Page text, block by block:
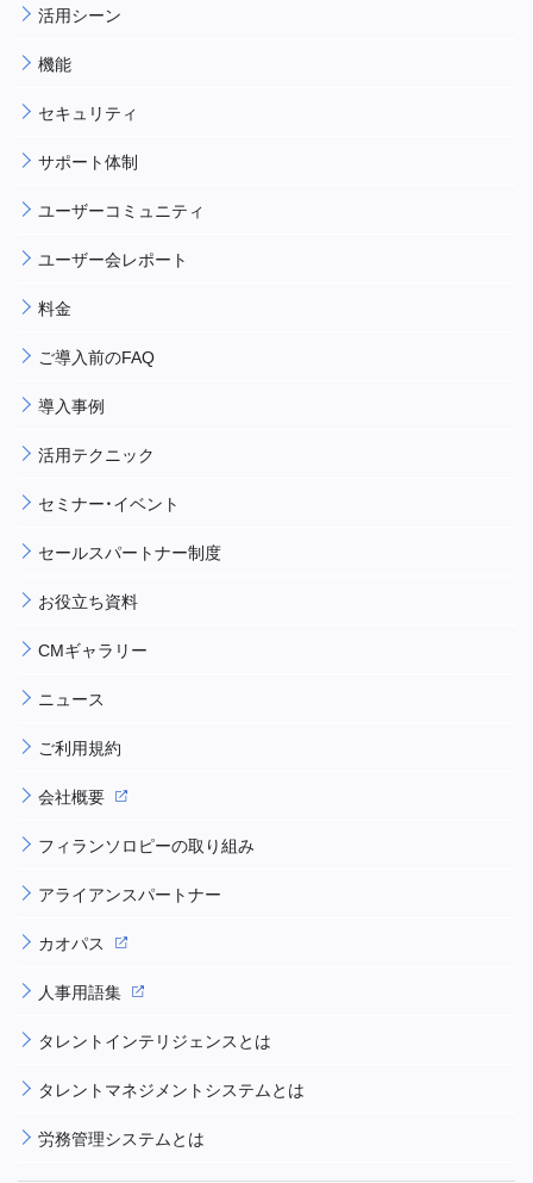
活用シーン
機能
セキュリティ
サポート体制
ユーザーコミュニティ
ユーザー会レポート
料金
ご導入前のFAQ
導入事例
活用テクニック
セミナー・イベント
セールスパートナー制度
お役立ち資料
CMギャラリー
ニュース
ご利用規約
会社概要
フィランソロピーの取り組み
アライアンスパートナー
カオパス
人事用語集
タレントインテリジェンスとは
タレントマネジメントシステムとは
労務管理システムとは